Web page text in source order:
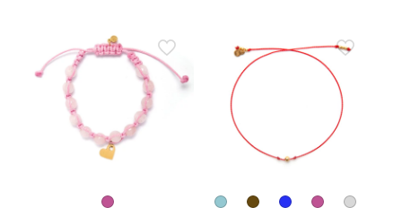
wariantów.
Opcje
można
wybrać
stronie
produktu
wiele
wariantów.
stronie